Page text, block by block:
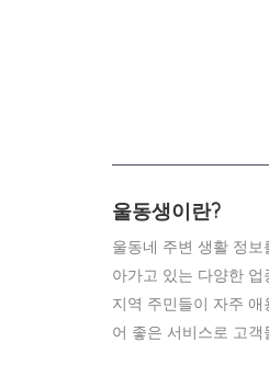
울동생이란?
울동네 주변 생활 정
아가고 있는 다양한
지역 주민들이 자주
어 좋은 서비스로 고